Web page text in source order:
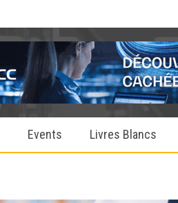
Events Livres Blancs